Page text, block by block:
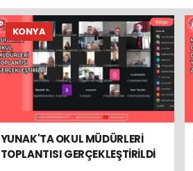
KONYA
YUNAK'TA OKUL MÜDÜRLERİ
TOPLANTISI GERÇEKLEŞTİRİLDİ